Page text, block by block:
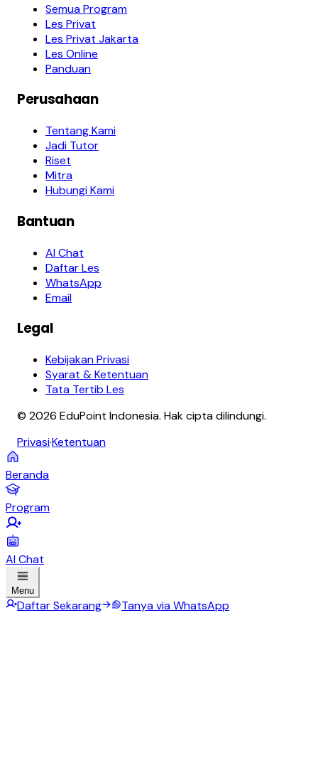
Semua Program
Les Privat
Les Privat Jakarta
Les Online
Panduan
Perusahaan
Tentang Kami
Jadi Tutor
Riset
Mitra
Hubungi Kami
Bantuan
AI Chat
Daftar Les
WhatsApp
Email
Legal
Kebijakan Privasi
Syarat & Ketentuan
Tata Tertib Les
© 2026 EduPoint Indonesia. Hak cipta dilindungi.
Privasi·Ketentuan
Beranda
Program
AI Chat
Menu
Daftar Sekarang Tanya via WhatsApp